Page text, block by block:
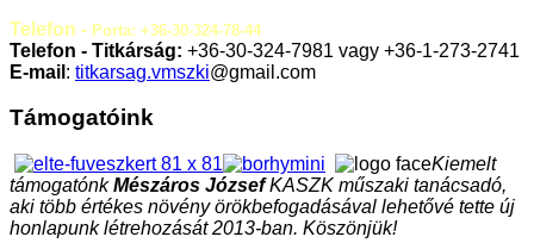
Telefon - Porta: +36-30-324-78-44
Telefon - Titkárság: +36-30-324-7981 vagy +36-1-273-2741
E-mail : titkarsag.vmszki@gmail.com
Támogatóink
Kiemelt
támogatónkMészáros JózsefKASZK műszaki tanácsadó,
aki több értékes növény örökbefogadásával lehetővé tette új
honlapunk létrehozását 2013-ban. Köszönjük!